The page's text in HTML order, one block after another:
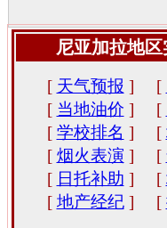
尼亚加拉地
[ 天气预报 ] [
[ 当地油价 ] [
[ 学校排名 ] [
[ 烟火表演 ] [
[ 日托补助 ] [
[ 地产经纪] [